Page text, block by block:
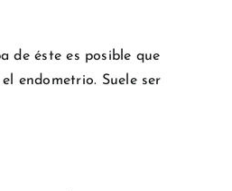
de éste es posible que
endometrio. Suele ser